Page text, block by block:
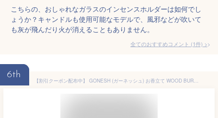
こちらの、おしゃれなガラスのインセンスホルダーは如何でし
ょうか？キャンドルも使用可能なモデルで、風邪などが吹いて
も灰が飛んだり火が消えることもありません。
全てのおすすめコメント (1件) >
6th
【割引クーポン配布中】 GONESH (ガーネッシュ) お香立て WOOD BURNER BROWN ウッドバーナー スティック 香立 雑貨 アロマ 御香 【ネコポス便対応可】【RCP】